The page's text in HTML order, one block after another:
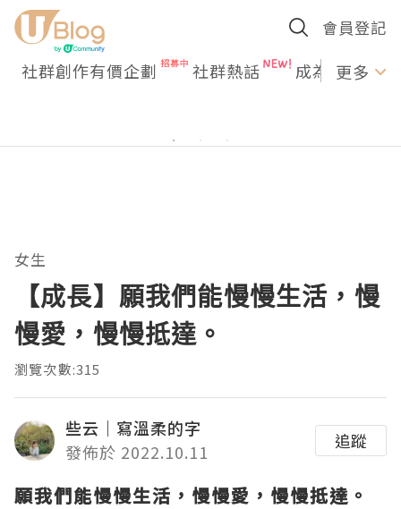
會員登記
社群創作有價企劃 社群熱話 成為U更多
女生
【成長】願我們能慢慢生活，慢
慢愛，慢慢抵達。
瀏覽次數:315
些云｜寫溫柔的字
發佈於 2022.10.11
追蹤
願我們能慢慢生活，慢慢愛，慢慢抵達。